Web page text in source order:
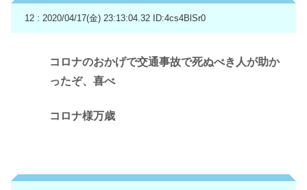
12 : 2020/04/17(金) 23:13:04.32 ID:4cs4BlSr0
コロナのおかげで交通事故で死ぬべき人が助か
ったぞ、喜べ
コロナ様万歳